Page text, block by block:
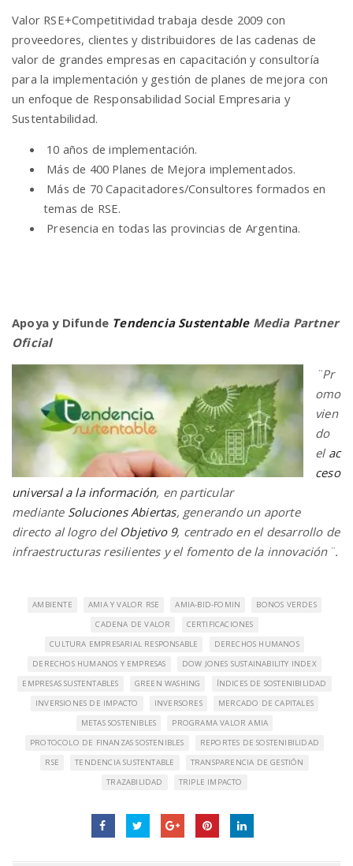
Valor RSE+Competitividad trabaja desde 2009 con
proveedores, clientes y distribuidores de las cadenas de
valor de grandes empresas en capacitación y consultoría
para la implementación y gestión de planes de mejora con
un enfoque de Responsabilidad Social Empresaria y
Sustentabilidad.
10 años de implementación.
Más de 400 Planes de Mejora implementados.
Más de 70 Capacitadores/Consultores formados en
temas de RSE.
Presencia en todas las provincias de Argentina.
Apoya y Difunde Tendencia SustentableMedia Partner
Oficial
¨Pr
omo
vien
do
el ac
ceso
universal a la información, en particular
mediante Soluciones Abiertas, generando un aporte
directo al logro del Objetivo 9, centrado en el desarrollo de
infraestructuras resilientes y el fomento de la innovación¨.
AMBIENTE AMIA Y VALOR RSE AMIA-BID-FOMIN
BONOS VERDES
CADENA DE VALOR
CERTIFICACIONES
CULTURA EMPRESARIAL RESPONSABLE
DERECHOS HUMANOS
DERECHOS HUMANOS Y EMPRESAS
DOW JONES SUSTAINABILITY INDEX
EMPRESAS SUSTENTABLES
GREEN WASHING
ÍNDICES DE SOSTENIBILIDAD
INVERSIONES DE IMPACTO
INVERSORES
MERCADO DE CAPITALES
METAS SOSTENIBLES
PROGRAMA VALOR AMIA
PROTOCOLO DE FINANZAS SOSTENIBLES
REPORTES DE SOSTENIBILIDAD
RSE
TENDENCIA SUSTENTABLE
TRANSPARENCIA DE GESTIÓN
TRAZABILIDAD
TRIPLE IMPACTO